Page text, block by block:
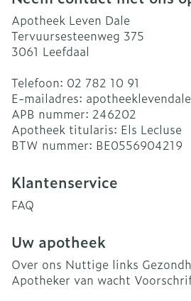
Apotheek Leven Dale
Tervuursesteenweg 375
3061 Leefdaal
Telefoon: 02 782 10 91
E-mailadres:
APB nummer: 246202
Apotheek titularis: Els Lecluse
BTW nummer: BE0556904219
Klantenservice
FAQ
Uw apotheek
Over ons Nuttige links
Apotheker van wacht